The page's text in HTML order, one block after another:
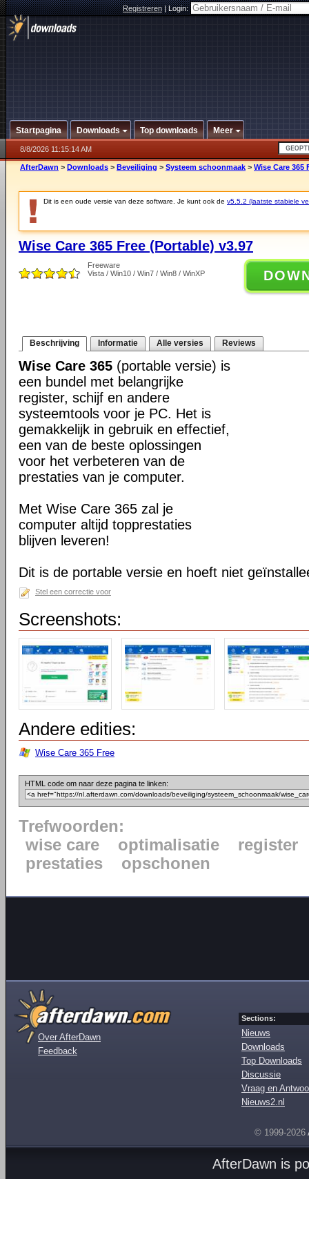
Registreren|Login:
Startpagina Downloads Top downloads Meer
8/8/2026 11:15:14 AM
AfterDawn > Downloads > Beveiliging > Systeem schoonmaak > Wise Care 365
Dit is een oude versie van deze software. Je kunt ook de v5.5.2 (laatste stabiele
Wise Care 365 Free (Portable) v3.97
Freeware
Vista / Win10 / Win7 / Win8 / WinXP
Beschrijving Informatie Alle versies Reviews
Wise Care 365 (portable versie) is
een bundel met belangrijke
register, schijf en andere
systeemtools voor je PC. Het is
gemakkelijk in gebruik en effectief,
een van de beste oplossingen
voor het verbeteren van de
prestaties van je computer.
Met Wise Care 365 zal je
computer altijd topprestaties
blijven leveren!
Dit is de portable versie en hoeft niet
Stel een correctie voor
Screenshots:
Andere edities:
Wise Care 365 Free
HTML code om naar deze pagina te linken:
Trefwoorden:
wise care
optimalisatie
register
prestaties
opschonen
Over AfterDawn
Feedback
Sections:
Nieuws
Downloads
Top Downloads
Discussie
Vraag en
Nieuws2.nl
© 1999-2026
AfterDawn is